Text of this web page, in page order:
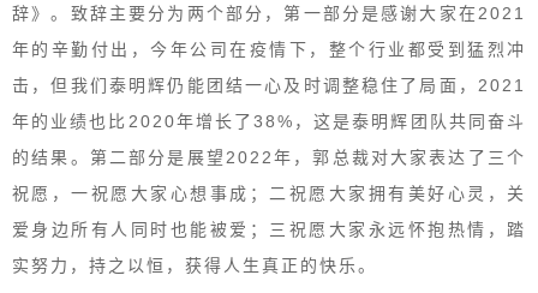
辞》。致辞主要分为两个部分，第一部分是感谢大家在2021
年的辛勤付出，今年公司在疫情下，整个行业都受到猛烈冲
击，但我们泰明辉仍能团结一心及时调整稳住了局面，2021
年的业绩也比2020年增长了38%，这是泰明辉团队共同奋斗
的结果。第二部分是展望2022年，郭总裁对大家表达了三个
祝愿，一祝愿大家心想事成；二祝愿大家拥有美好心灵，关
爱身边所有人同时也能被爱；三祝愿大家永远怀抱热情，踏
实努力，持之以恒，获得人生真正的快乐。